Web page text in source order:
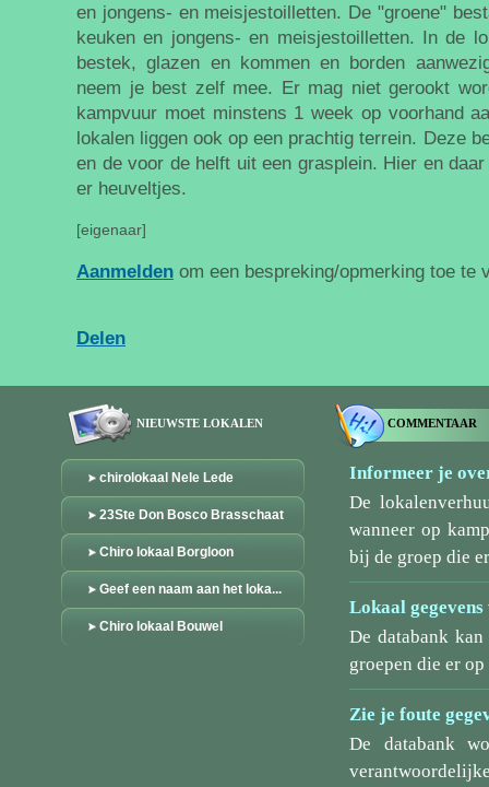
en jongens- en meisjestoilletten. De "groene"
keuken en jongens- en meisjestoilletten. In de
bestek, glazen en kommen en borden
neem je best zelf mee. Er mag niet gerookt
kampvuur moet minstens 1 week op voorhand
lokalen liggen ook op een prachtig terrein. Deze
en de voor de helft uit een grasplein. Hier en
er heuveltjes.
[eigenaar]
Aanmelden om een bespreking/opmerking toe te
Delen
NIEUWSTE LOKALEN
chirolokaal Nele Lede
23Ste Don Bosco Brasschaat
Chiro lokaal Borgloon
Geef een naam aan het loka...
Chiro lokaal Bouwel
COMMENTAAR
Informeer je
De
wanneer op
bij de groep die
Lokaal
De databank
groepen die er
Zie je foute
De databank